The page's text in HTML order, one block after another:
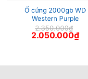
Ổ cứng 2000gb WD
Western Purple
2.350.000₫
Giá
gốc
2.050.000₫Giá
hiện